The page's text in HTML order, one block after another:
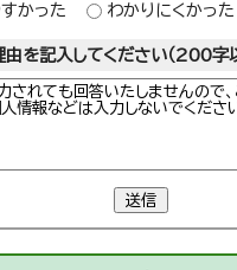
かった わかりにくかった
を記入してください（200字
送信